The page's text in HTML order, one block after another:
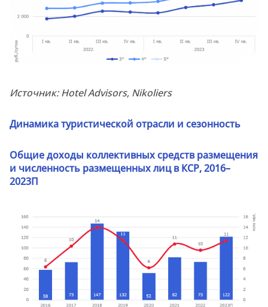
Источник: Hotel Advisors, Nikoliers
Динамикатуристической отрасли и сезонность
Общие доходы коллективных средств размещения
и численность размещенных лиц в КСР, 2016–
2023П